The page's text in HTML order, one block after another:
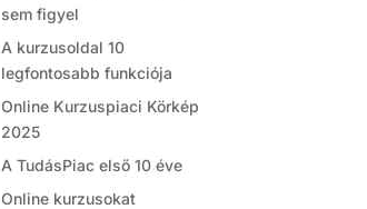
sem figyel
A kurzusoldal 10
legfontosabb funkciója
Online Kurzuspiaci Körkép
2025
A TudásPiac első 10 éve
Online kurzusokat